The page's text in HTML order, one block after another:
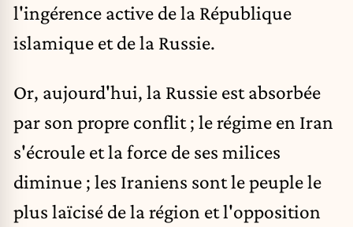
l'ingérence active de la République
islamique et de la Russie.
Or, aujourd'hui, la Russie est absorbée
par son propre conflit ; le régime en Iran
s'écroule et la force de ses milices
diminue ; les Iraniens sont le peuple le
plus laïcisé de la région et l'opposition